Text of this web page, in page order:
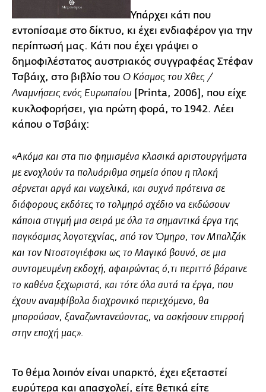
Υπάρχει κάτι που
εντοπίσαμε στο δίκτυο, κι έχει ενδιαφέρον για την
περίπτωσή μας. Κάτι που έχει γράψει ο
δημοφιλέστατος αυστριακός συγγραφέας Στέφαν
Τσβάιχ, στο βιβλίο του Ο Κόσμος του Χθες /
Αναμνήσεις ενός Ευρωπαίου [Printa, 2006], που είχε
κυκλοφορήσει, για πρώτη φορά, το 1942. Λέει
κάπου ο Τσβάιχ:
«Ακόμα και στα πιο φημισμένα κλασικά αριστουργήματα
με ενοχλούν τα πολυάριθμα σημεία όπου η πλοκή
σέρνεται αργά και νωχελικά, και συχνά πρότεινα σε
διάφορους εκδότες το τολμηρό σχέδιο να εκδώσουν
κάποια στιγμή μια σειρά με όλα τα σημαντικά έργα της
παγκόσμιας λογοτεχνίας, από τον Όμηρο, τον Μπαλζάκ
και τον Ντοστογιέφσκι ως το Μαγικό βουνό, σε μια
συντομευμένη εκδοχή, αφαιρώντας ό,τι περιττό βάραινε
το καθένα ξεχωριστά, και τότε όλα αυτά τα έργα, που
έχουν αναμφίβολα διαχρονικό περιεχόμενο, θα
μπορούσαν, ξαναζωντανεύοντας, να ασκήσουν επιρροή
στην εποχή μας».
Το θέμα λοιπόν είναι υπαρκτό, έχει εξεταστεί
ευρύτερα και απασχολεί, είτε θετικά είτε